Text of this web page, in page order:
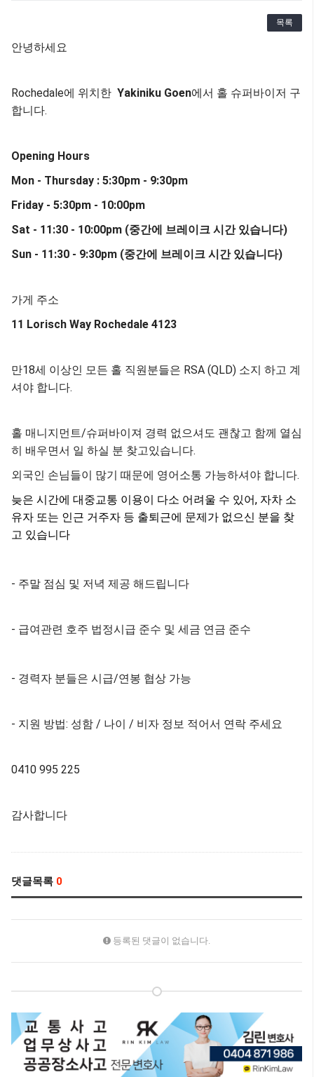
목록
안녕하세요
Rochedale에 위치한 Yakiniku Goen에서 홀 슈퍼바이저 구
합니다.
Opening Hours
Mon - Thursday : 5:30pm - 9:30pm
Friday - 5:30pm - 10:00pm
Sat - 11:30 - 10:00pm (중간에 브레이크 시간 있습니다)
Sun - 11:30 - 9:30pm (중간에 브레이크 시간 있습니다)
가게 주소
11 Lorisch Way Rochedale 4123
만18세 이상인 모든 홀 직원분들은 RSA (QLD) 소지 하고 계
셔야 합니다.
홀 매니지먼트/슈퍼바이져 경력 없으셔도 괜찮고 함께 열심
히 배우면서 일 하실 분 찾고있습니다.
외국인 손님들이 많기 때문에 영어소통 가능하셔야 합니다.
늦은 시간에 대중교통 이용이 다소 어려울 수 있어, 자차 소
유자 또는 인근 거주자 등 출퇴근에 문제가 없으신 분을 찾
고 있습니다
- 주말 점심 및 저녁 제공 해드립니다
- 급여관련 호주 법정시급 준수 및 세금 연금 준수
- 경력자 분들은 시급/연봉 협상 가능
- 지원 방법: 성함 / 나이 / 비자 정보 적어서 연락 주세요
0410 995 225
감사합니다
댓글목록 0
등록된 댓글이 없습니다.